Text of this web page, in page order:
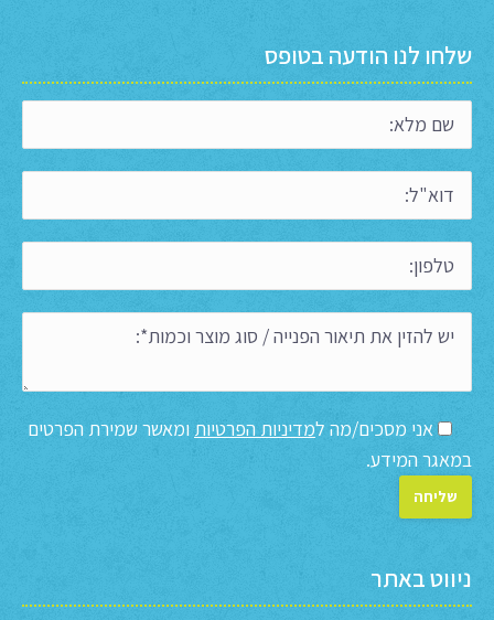
שלחו לנו הודעה בטופס
אני מסכים/מה למדיניות הפרטיות ומאשר שמירת הפרטים
במאגר המידע.
ניווט באתר